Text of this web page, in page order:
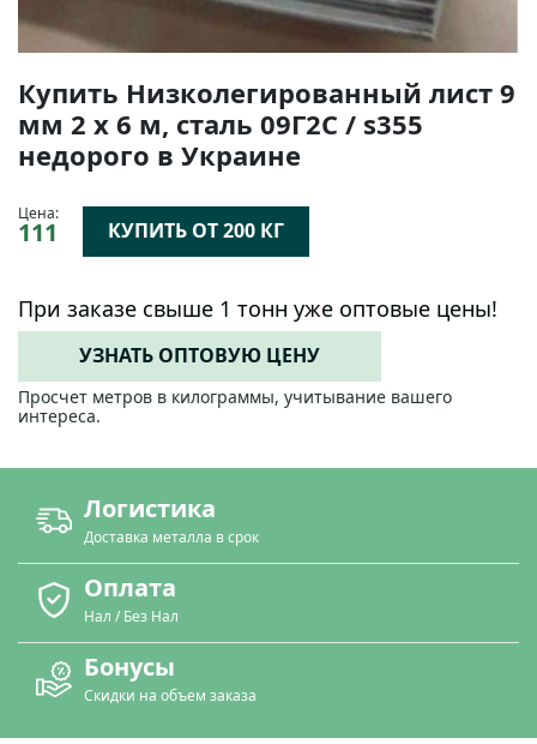
Купить Низколегированный лист 9
мм 2 х 6 м, сталь 09Г2С / s355
недорого в Украине
Цена:
111 КУПИТЬ ОТ 200 КГ
При заказе свыше 1 тонн уже оптовые цены!
УЗНАТЬ ОПТОВУЮ ЦЕНУ
Просчет метров в килограммы, учитывание вашего
интереса.
Логистика
Доставка металла в срок
Оплата
Нал / Без Нал
Бонусы
Скидки на объем заказа